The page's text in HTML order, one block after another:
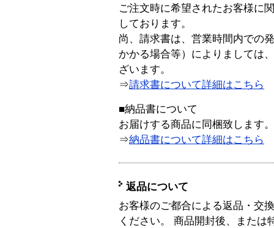
ご注文時に希望されたお客様に
しております。
尚、請求書は、営業時間内での
かかる場合等）によりましては
ざいます。
⇒請求書について詳細はこちら
■納品書について
お届けする商品に同梱致します。
⇒納品書について詳細はこちら
返品について
お客様のご都合による返品・交
ください。 商品開封後、または